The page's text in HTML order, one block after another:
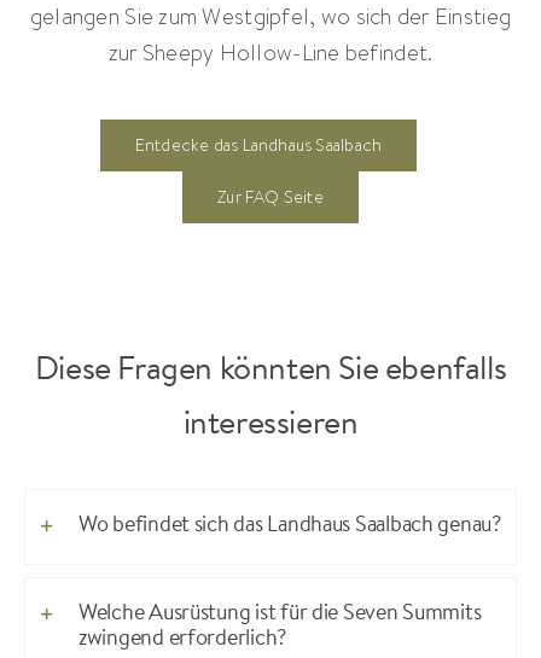
gelangen Sie zum Westgipfel, wo sich der Einstieg
zur Sheepy Hollow-Line befindet.
Entdecke das Landhaus Saalbach
Zur FAQ Seite
Diese Fragen könnten Sie ebenfalls
interessieren
Wo befindet sich das Landhaus Saalbach genau?
Welche Ausrüstung ist für die Seven Summits
zwingend erforderlich?